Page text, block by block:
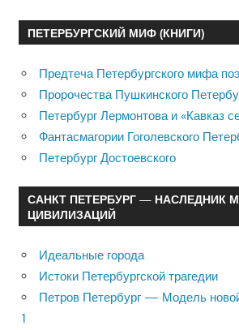
ПЕТЕРБУРГСКИЙ МИФ (КНИГИ)
Предтеча Петербургского мифа
Пророчества Пушкинского
Петербург Лермонтова и «Кавказ
Фантасмагории Гоголевского
Петербург Достоевского
САНКТ ПЕТЕРБУРГ — НАСЛЕДНИК
ЦИВИЛИЗАЦИЙ
Идеальные города
Истоки Петербургской трагедии
Петров Петербург — Модель
1